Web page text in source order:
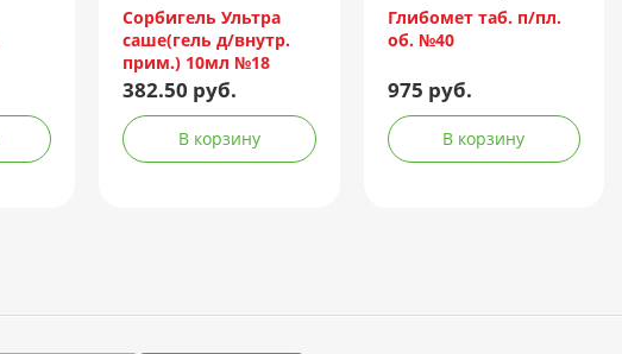
Сорбигель Ультра
саше(гель д/внутр.
прим.) 10мл №18
382.50 руб.
В корзину
Chemie/Германия
Глибомет таб. п/пл.
об. №40
975 руб.
В корзину